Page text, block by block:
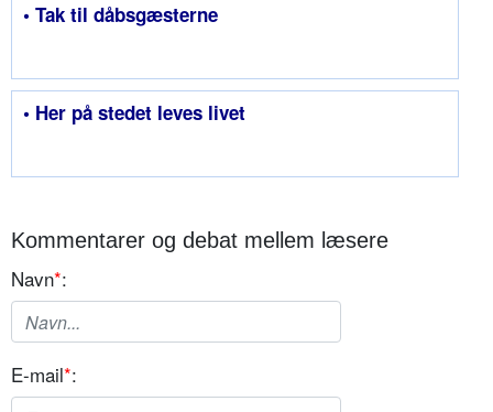
• Tak til dåbsgæsterne
• Her på stedet leves livet
Kommentarer og debat mellem læsere
Navn*:
E-mail*: